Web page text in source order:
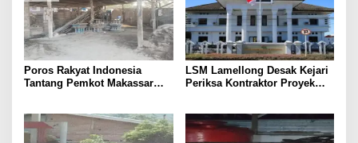
Poros Rakyat Indonesia
Tantang Pemkot Makassar
LSM Lamellong Desak Kejari
Periksa Kontraktor Proyek